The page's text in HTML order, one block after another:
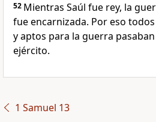
52 Mientras Saúl fue rey, la
fue encarnizada. Por eso
y aptos para la guerra
ejército.
1 Samuel 13